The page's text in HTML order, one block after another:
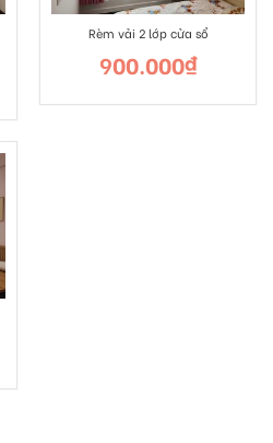
Rèm vải 2 lớp cửa sổ
900.000₫